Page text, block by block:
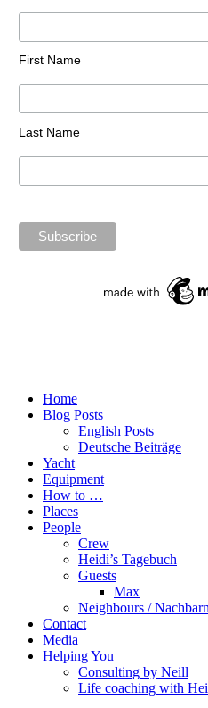
First Name
Last Name
Home
Blog Posts
English Posts
Deutsche Beiträge
Yacht
Equipment
How to …
Places
People
Crew
Heidi’s Tagebuch
Guests
Max
Neighbours / Nachbarn
Contact
Media
Helping You
Consulting by Neill
Life coaching with